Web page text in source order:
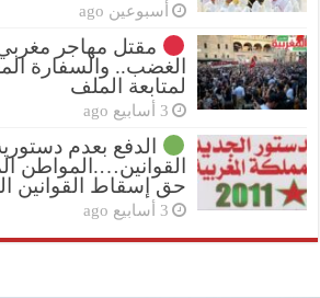
أسبوعين ago
مقتل مهاجر
الغضب.. والسفارة
لمتابعة الملف
3 أسابيع ago
الدفع بعدم
القوانين….المواطن
حق إسقاط القوانين
3 أسابيع ago